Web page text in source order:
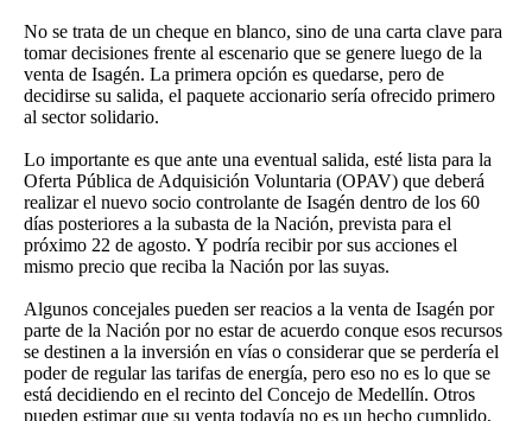
No se trata de un cheque en blanco, sino de una carta clave para
tomar decisiones frente al escenario que se genere luego de la
venta de Isagén. La primera opción es quedarse, pero de
decidirse su salida, el paquete accionario sería ofrecido primero
al sector solidario.
Lo importante es que ante una eventual salida, esté lista para la
Oferta Pública de Adquisición Voluntaria (OPAV) que deberá
realizar el nuevo socio controlante de Isagén dentro de los 60
días posteriores a la subasta de la Nación, prevista para el
próximo 22 de agosto. Y podría recibir por sus acciones el
mismo precio que reciba la Nación por las suyas.
Algunos concejales pueden ser reacios a la venta de Isagén por
parte de la Nación por no estar de acuerdo conque esos recursos
se destinen a la inversión en vías o considerar que se perdería el
poder de regular las tarifas de energía, pero eso no es lo que se
está decidiendo en el recinto del Concejo de Medellín. Otros
pueden estimar que su venta todavía no es un hecho cumplido,